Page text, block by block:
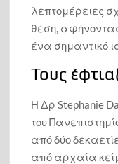
λεπτομέρειες
θέση,
ένα σημαντικό
Τους
Η Δρ Stephanie
του
από δύο
από αρχαία